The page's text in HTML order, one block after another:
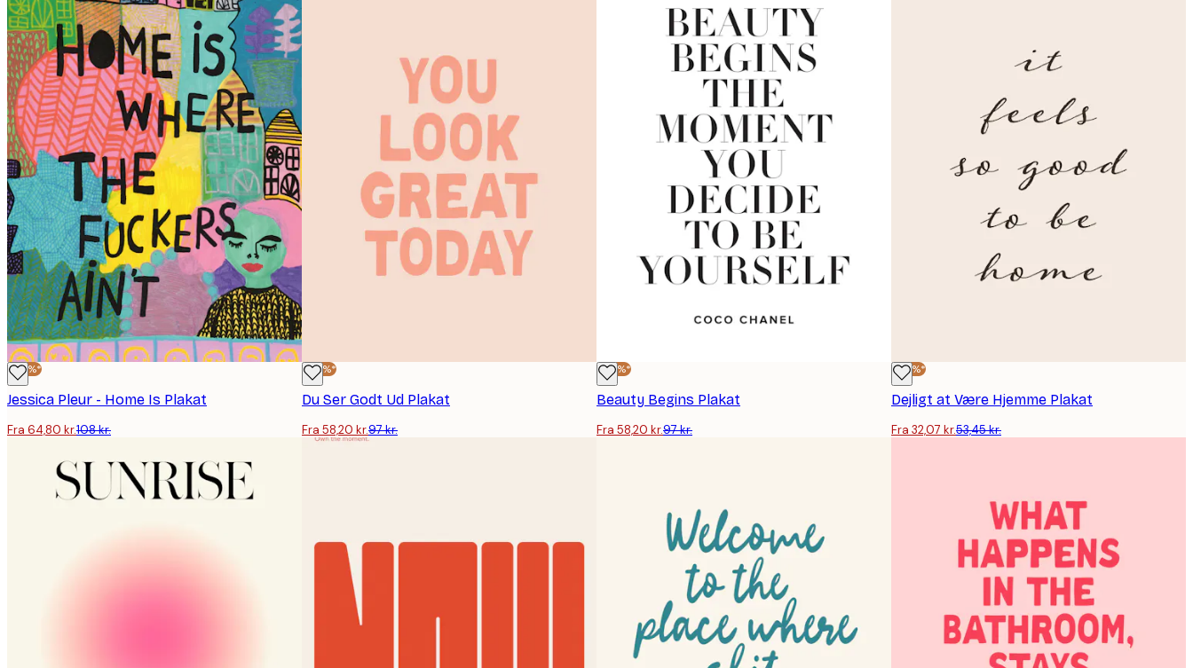
-40%*
Jessica Pleur - Home Is Plakat
Fra 64,80 kr.108 kr.
-40%*
Du Ser Godt Ud Plakat
Fra 58,20 kr.97 kr.
-40%*
Beauty Begins Plakat
Fra 58,20 kr.97 kr.
-40%*
Dejligt at Være Hjemme Plakat
Fra 32,07 kr.53,45 kr.